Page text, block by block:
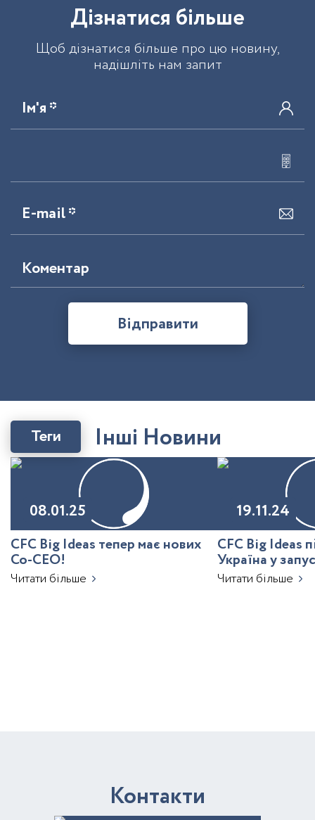
Дізнатися більше
Щоб дізнатися більше про цю новину,
надішліть нам запит
Ім'я *
E-mail *
Коментар
Відправити
Інші Новини
Теги
08.01.25
CFC Big Ideas тепер має нових
Co-CEO!
Читати більше
19.11.24
CFC Big Ideas
Україна у
з ШІ
Читати більше
Контакти